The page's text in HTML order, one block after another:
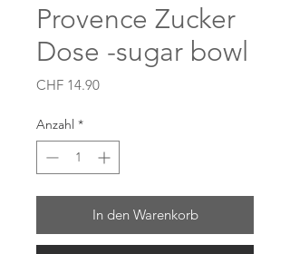
Provence Zucker
Dose -sugar bowl
CHF 14.90Preis
Anzahl *
In den Warenkorb